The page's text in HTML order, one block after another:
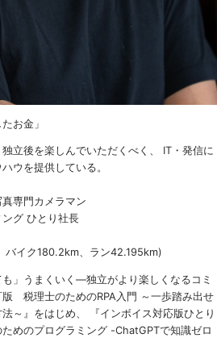
お金」
立後を楽しんでいただくべく、 IT・発信に
ウを提供している。
専門カメラマン
ング ひとり社長
バイク180.2km、ラン42.195km)
」うまくいく ―独立がより楽しくなるコミ
版 税理士のためのRPA入門 ～一歩踏み出せ
～』をはじめ、 『インボイス対応版ひとり
めのプログラミング -ChatGPTで知識ゼロ